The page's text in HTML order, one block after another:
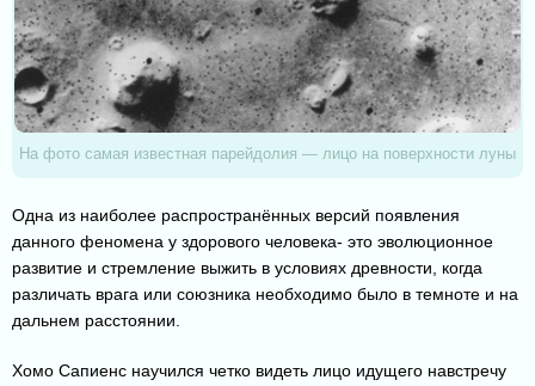
На фото самая известная парейдолия — лицо на поверхности луны
Одна из наиболее распространённых версий появления
данного феномена у здорового человека- это эволюционное
развитие и стремление выжить в условиях древности, когда
различать врага или союзника необходимо было в темноте и на
дальнем расстоянии.
Хомо Сапиенс научился четко видеть лицо идущего навстречу